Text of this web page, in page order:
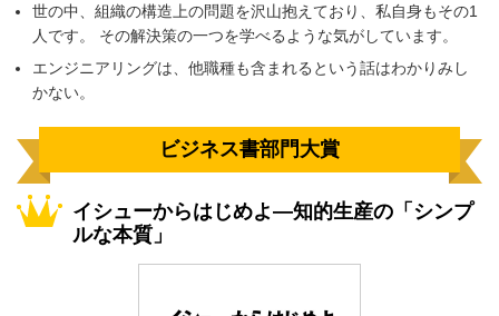
世の中、組織の構造上の問題を沢山抱えており、私自身もその1
人です。 その解決策の一つを学べるような気がしています。
エンジニアリングは、他職種も含まれるという話はわかりみし
かない。
ビジネス書部門大賞
イシューからはじめよ―知的生産の「シンプ
ルな本質」